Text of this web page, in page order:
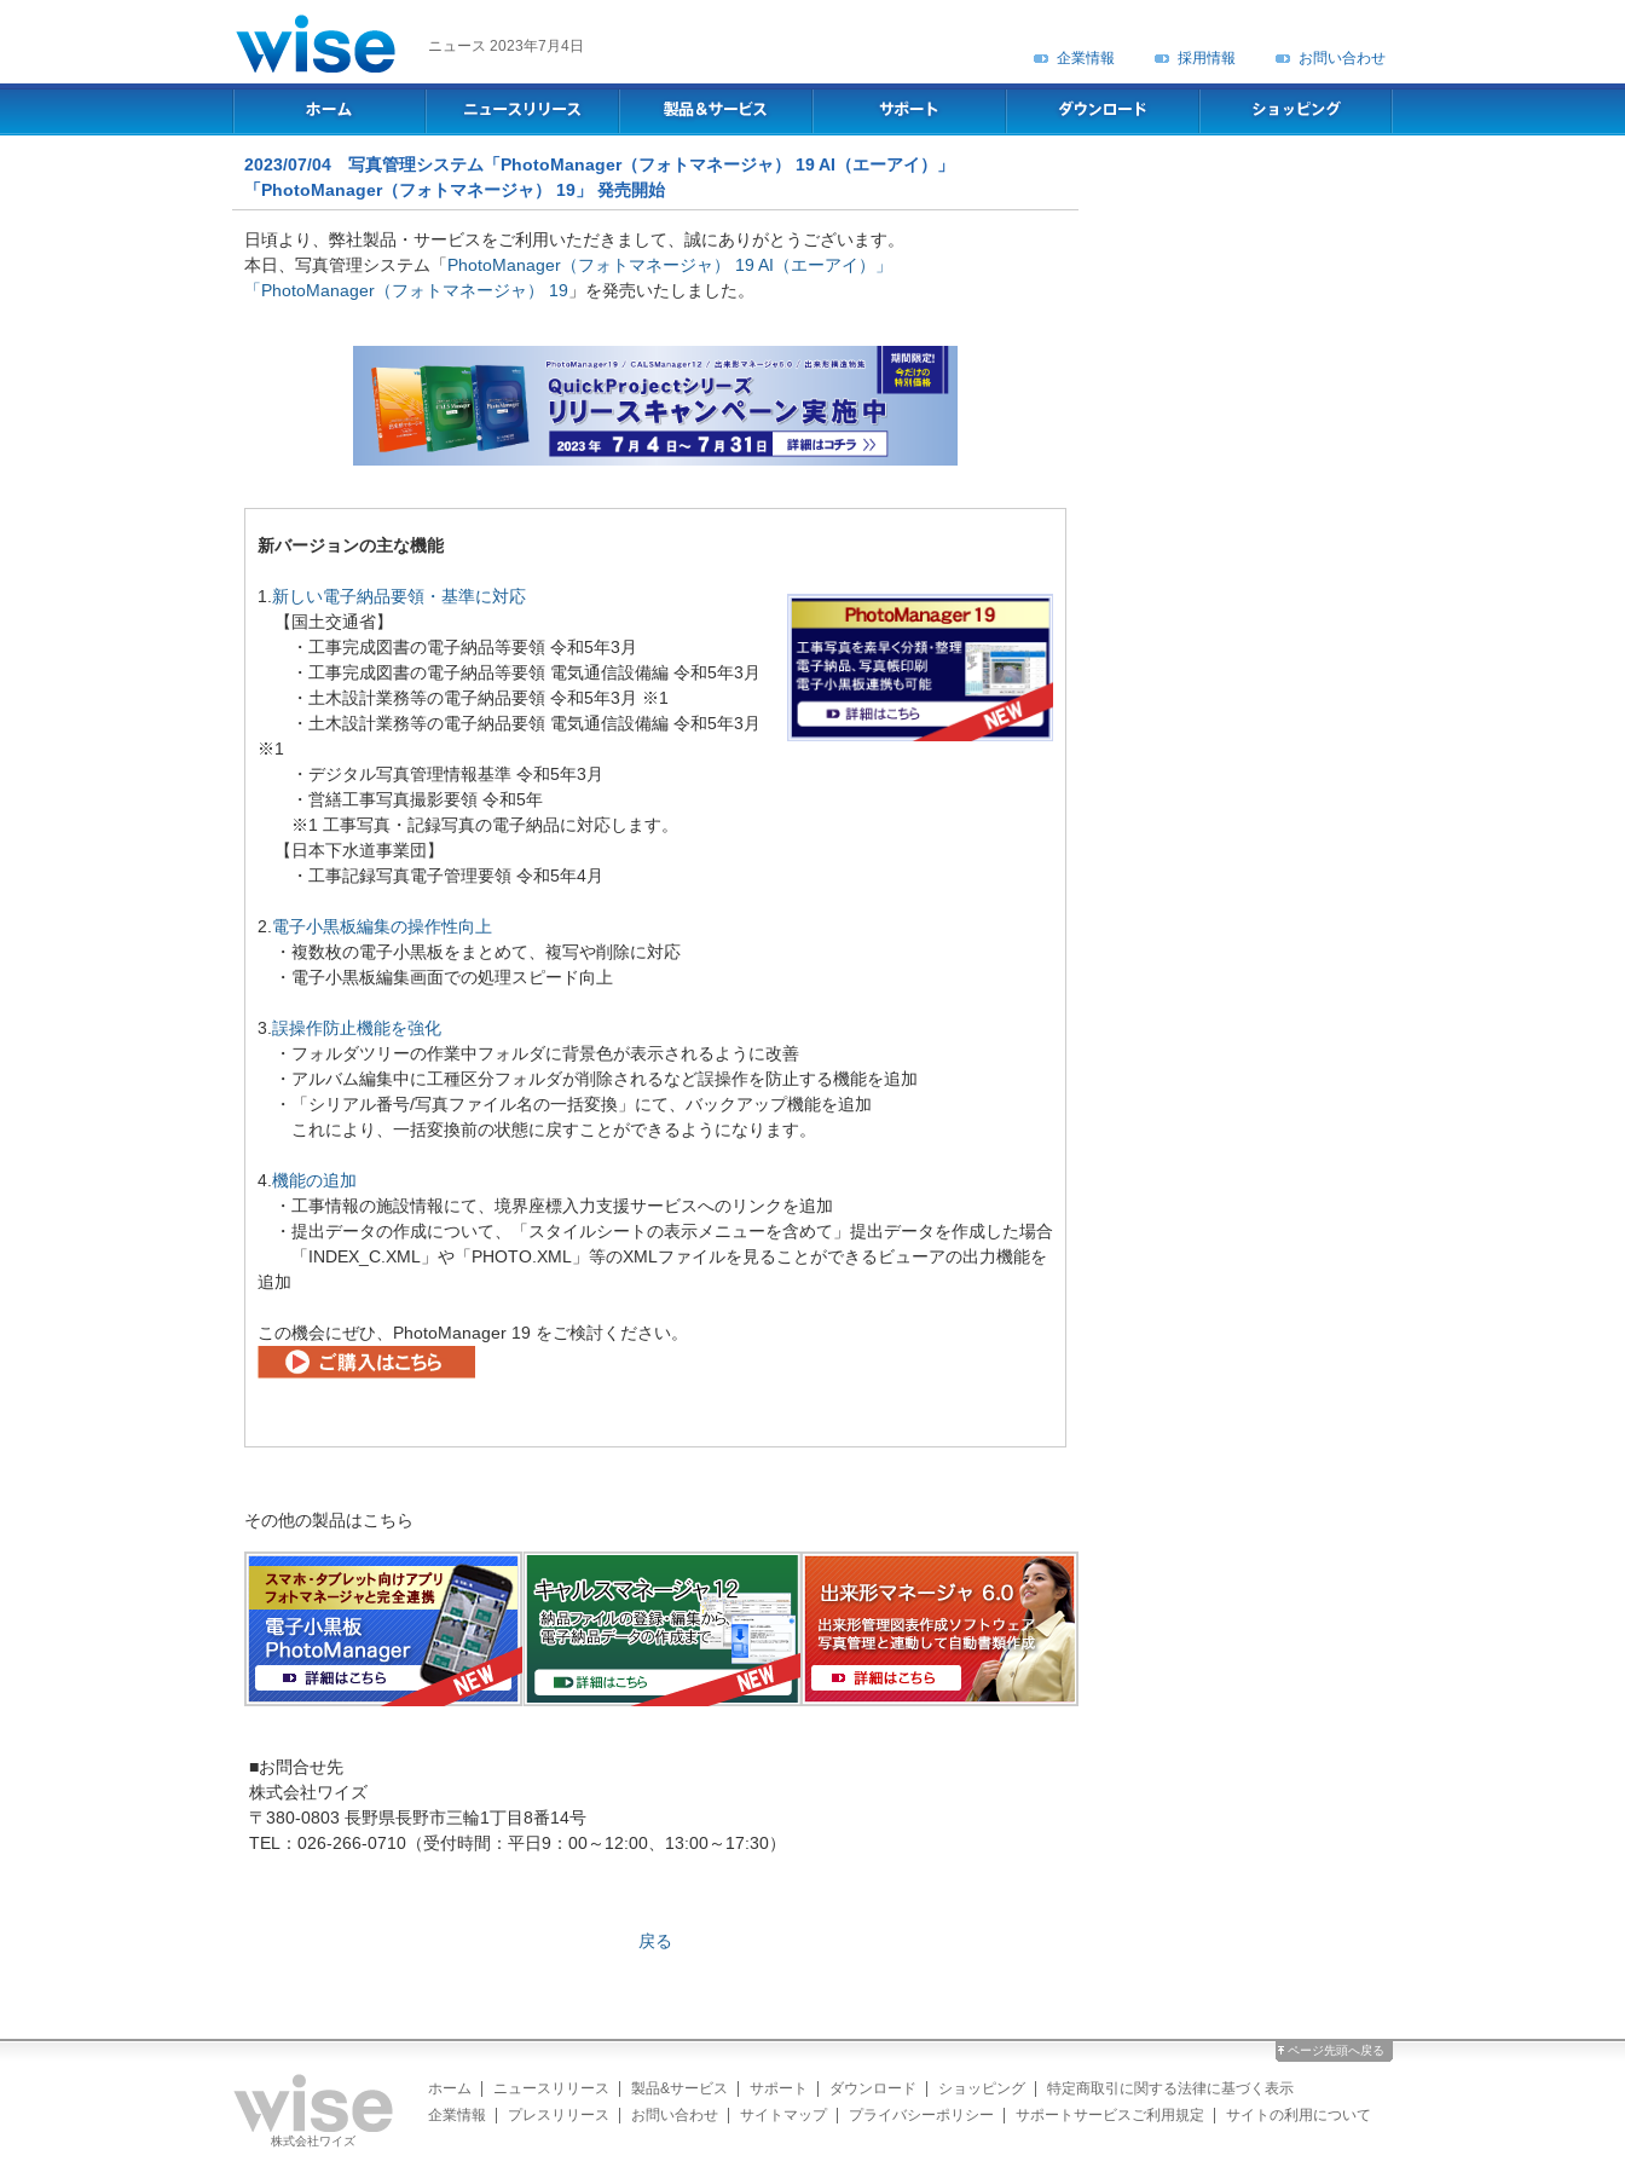
ニュース 2023年7月4日
企業情報 採用情報 お問い合わせ
2023/07/04 写真管理システム「PhotoManager（フォトマネージャ） 19 AI（エーアイ）」
「PhotoManager（フォトマネージャ） 19」 発売開始
日頃より、弊社製品・サービスをご利用いただきまして、誠にありがとうございます。
本日、写真管理システム「PhotoManager（フォトマネージャ） 19 AI（エーアイ）」
「PhotoManager（フォトマネージャ） 19 」を発売いたしました。
新バージョンの主な機能
1. 新しい電子納品要領・基準に対応
【国土交通省】
・工事完成図書の電子納品等要領 令和5年3月
・工事完成図書の電子納品等要領 電気通信設備編 令和5年3月
・土木設計業務等の電子納品要領 令和5年3月 ※1
・土木設計業務等の電子納品要領 電気通信設備編 令和5年3月
※1
・デジタル写真管理情報基準 令和5年3月
・営繕工事写真撮影要領 令和5年
※1 工事写真・記録写真の電子納品に対応します。
【日本下水道事業団】
・工事記録写真電子管理要領 令和5年4月
2. 電子小黒板編集の操作性向上
・複数枚の電子小黒板をまとめて、複写や削除に対応
・電子小黒板編集画面での処理スピード向上
3. 誤操作防止機能を強化
・フォルダツリーの作業中フォルダに背景色が表示されるように改善
・アルバム編集中に工種区分フォルダが削除されるなど誤操作を防止する機能を追加
・「シリアル番号/写真ファイル名の一括変換」にて、バックアップ機能を追加
これにより、一括変換前の状態に戻すことができるようになります。
4. 機能の追加
・工事情報の施設情報にて、境界座標入力支援サービスへのリンクを追加
・提出データの作成について、「スタイルシートの表示メニューを含めて」提出データを作成した場合
「INDEX_C.XML」や「PHOTO.XML」等のXMLファイルを見ることができるビューアの出力機能を
追加
この機会にぜひ、PhotoManager 19 をご検討ください。
その他の製品はこちら
■お問合せ先
株式会社ワイズ
〒380-0803 長野県長野市三輪1丁目8番14号
TEL：026-266-0710（受付時間：平日9：00～12:00、13:00～17:30）
戻る
ページ先頭へ戻る
株式会社ワイズ
ホーム ニュースリリース 製品&サービス サポート ダウンロード ショッピング
特定商取引に関する法律に基づく表示
企業情報
プレスリリース お問い合わせ サイトマップ プライバシーポリシー サポートサービスご利用規定 サイトの利用について